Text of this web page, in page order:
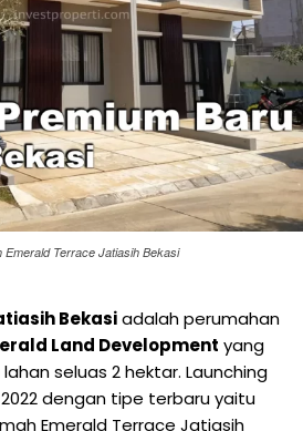
Emerald Terrace Jatiasih Bekasi
Bekasiadalah perumahan
Land Development yang
seluas 2 hektar. Launching
dengan tipe terbaru yaitu
Emerald Terrace Jatiasih